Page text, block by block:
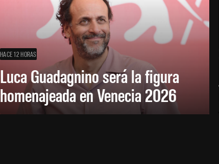
HACE 12 HORAS
Luca Guadagnino será la figura
homenajeada en Venecia 2026